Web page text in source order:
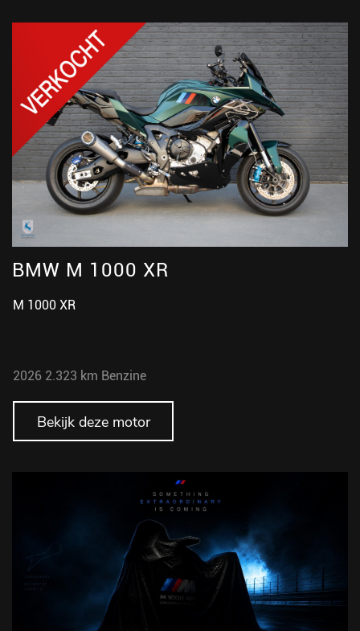
BMW M 1000 XR
M 1000 XR
2026 2.323 km Benzine
Bekijk deze motor